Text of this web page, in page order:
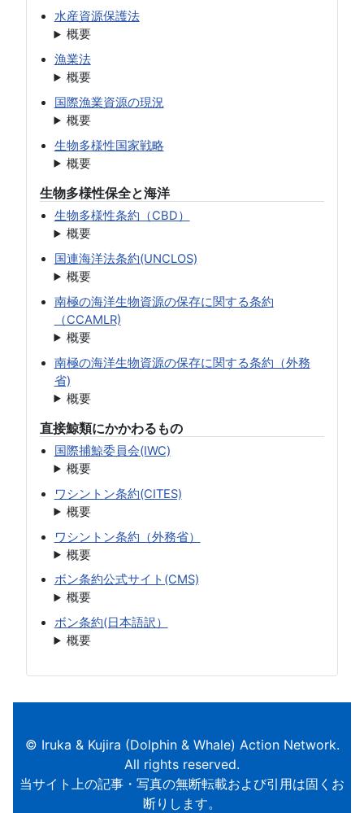
水産資源保護法
概要
漁業法
概要
国際漁業資源の現況
概要
生物多様性国家戦略
概要
生物多様性保全と海洋
生物多様性条約（CBD）
概要
国連海洋法条約(UNCLOS)
概要
南極の海洋生物資源の保存に関する条約
（CCAMLR)
概要
南極の海洋生物資源の保存に関する条約（外務
省)
概要
直接鯨類にかかわるもの
国際捕鯨委員会(IWC)
概要
ワシントン条約(CITES)
概要
ワシントン条約（外務省）
概要
ボン条約公式サイト(CMS)
概要
ボン条約(日本語訳）
概要
© Iruka & Kujira (Dolphin & Whale) Action Network.
All rights reserved.
当サイト上の記事・写真の無断転載および引用は固くお
断りします。